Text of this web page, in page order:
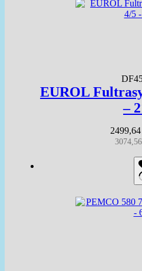
EUROL
–
2499,64
3074,56